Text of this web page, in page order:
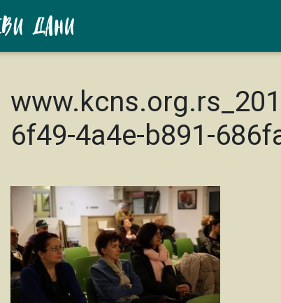
6f49-4a4e-b891-